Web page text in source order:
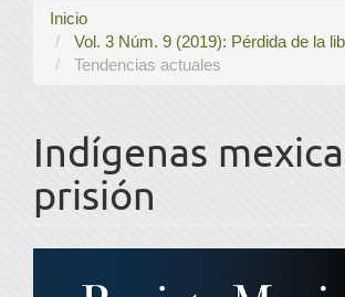
Inicio
Vol. 3 Núm. 9 (2019): Pérdida de la
Tendencias actuales
Indígenas
prisión